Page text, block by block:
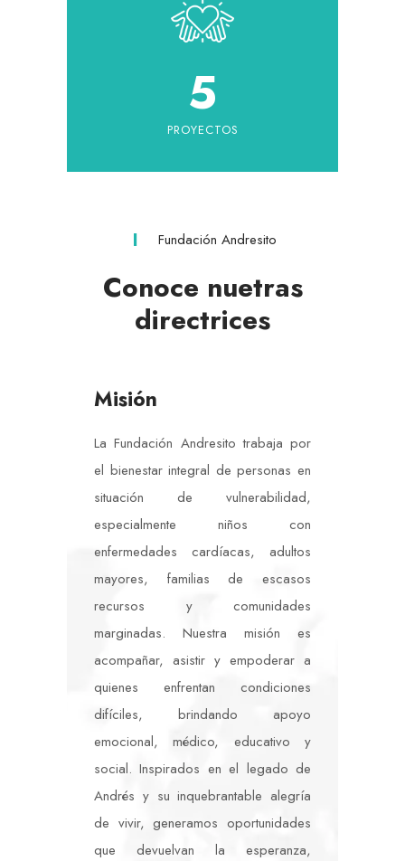
PROYECTOS
5
Fundación Andresito
Conoce nuetras
directrices
Misión
La Fundación Andresito trabaja por
el bienestar integral de personas en
situación de vulnerabilidad,
especialmente niños con
enfermedades cardíacas, adultos
mayores, familias de escasos
recursos y comunidades
marginadas. Nuestra misión es
acompañar, asistir y empoderar a
quienes enfrentan condiciones
difíciles, brindando apoyo
emocional, médico, educativo y
social. Inspirados en el legado de
Andrés y su inquebrantable alegría
de vivir, generamos oportunidades
que devuelvan la esperanza,